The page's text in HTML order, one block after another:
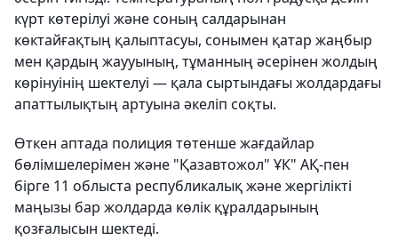
күрт көтерілуі және соның салдарынан
көктайғақтың қалыптасуы, сонымен қатар жаңбыр
мен қардың жаууының, тұманның әсерінен жолдың
көрінуінің шектелуі — қала сыртындағы жолдардағы
апаттылықтың артуына әкеліп соқты.
Өткен аптада полиция төтенше жағдайлар
бөлімшелерімен және "Қазавтожол" ҰК" АҚ-пен
бірге 11 облыста республикалық және жергілікті
маңызы бар жолдарда көлік құралдарының
қозғалысын шектеді.